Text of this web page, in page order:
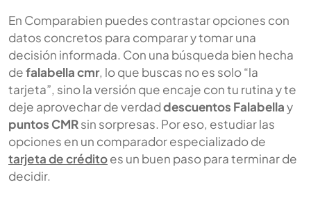
En Comparabien puedes contrastar opciones con
datos concretos para comparar y tomar una
decisión informada. Con una búsqueda bien hecha
defalabella cmr, lo que buscas no es solo “la
tarjeta”, sino la versión que encaje con tu rutina y te
deje aprovechar de verdaddescuentos Falabellay
puntos CMRsin sorpresas. Por eso, estudiar las
opciones en un comparador especializado de
tarjeta de créditoes un buen paso para terminar de
decidir.